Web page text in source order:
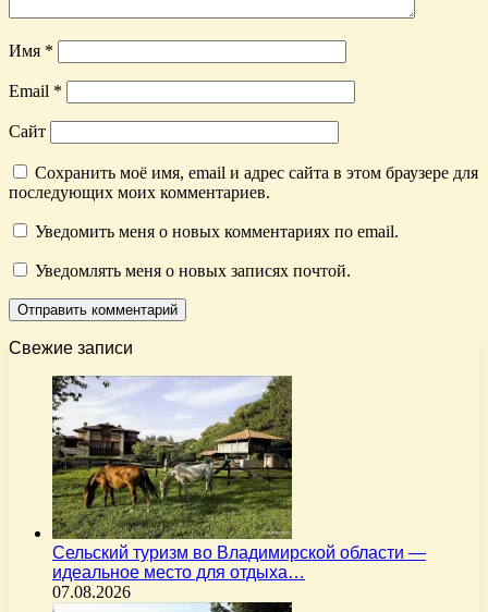
Имя *
Email *
Сайт
Сохранить моё имя, email и адрес сайта в этом браузере для
последующих моих комментариев.
Уведомить меня о новых комментариях по email.
Уведомлять меня о новых записях почтой.
Свежие записи
Сельский туризм во Владимирской области —
идеальное место для отдыха…
07.08.2026